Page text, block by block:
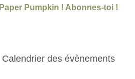
Paper Pumpkin ! Abonnes-toi !
Calendrier des évènements